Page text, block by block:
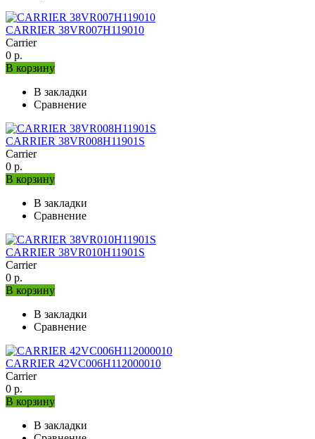
CARRIER 38VR007H119010
Carrier
0 р.
В корзину
В закладки
Сравнение
CARRIER 38VR008H11901S
Carrier
0 р.
В корзину
В закладки
Сравнение
CARRIER 38VR010H11901S
Carrier
0 р.
В корзину
В закладки
Сравнение
CARRIER 42VC006H112000010
Carrier
0 р.
В корзину
В закладки